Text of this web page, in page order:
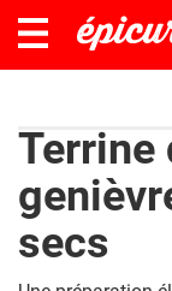
Terrine
secs